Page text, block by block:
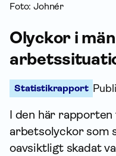
Foto: Johnér
Olyckor i
Statistikrapport
I den här
arbetsolyckor som
oavsiktligt skadat